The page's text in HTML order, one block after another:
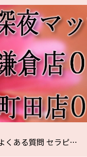
よくある質問 セラピスト紹介